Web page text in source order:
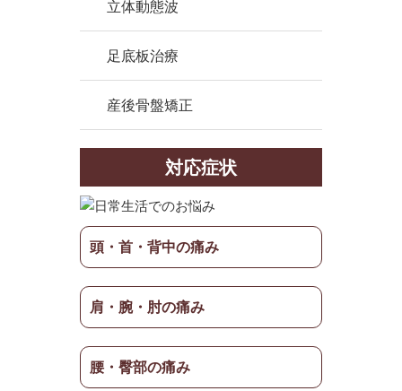
立体動態波
足底板治療
産後骨盤矯正
対応症状
頭・首・背中の痛み
肩・腕・肘の痛み
腰・臀部の痛み